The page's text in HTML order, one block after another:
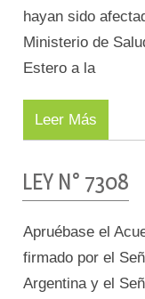
hayan sido
Ministerio de
Estero a la
Leer Más
LEY N° 7308
Apruébase el
firmado por el
Argentina y el